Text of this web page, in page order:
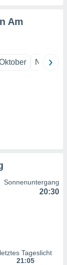
Am
Sonnenuntergang
20:30
letztes Tageslicht
21:05